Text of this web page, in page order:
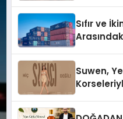
Sıfır ve
Suwen,